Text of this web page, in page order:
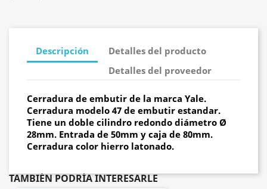
Descripción
Detalles del producto
Detalles del proveedor
Cerradura de embutir de la marca Yale.
Cerradura modelo 47 de embutir estandar.
Tiene un doble cilindro redondo diámetro Ø
28mm. Entrada de 50mm y caja de 80mm.
Cerradura color hierro latonado.
TAMBIÉN PODRÍA INTERESARLE